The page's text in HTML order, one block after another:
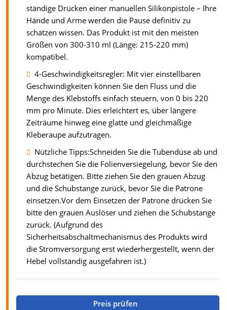
ständige Drücken einer manuellen Silikonpistole – Ihre
Hände und Arme werden die Pause definitiv zu
schätzen wissen. Das Produkt ist mit den meisten
Größen von 300-310 ml (Länge: 215-220 mm)
kompatibel.
4-Geschwindigkeitsregler: Mit vier einstellbaren
Geschwindigkeiten können Sie den Fluss und die
Menge des Klebstoffs einfach steuern, von 0 bis 220
mm pro Minute. Dies erleichtert es, über längere
Zeiträume hinweg eine glatte und gleichmäßige
Kleberaupe aufzutragen.
Nützliche Tipps:Schneiden Sie die Tubendüse ab und
durchstechen Sie die Folienversiegelung, bevor Sie den
Abzug betätigen. Bitte ziehen Sie den grauen Abzug
und die Schubstange zurück, bevor Sie die Patrone
einsetzen.Vor dem Einsetzen der Patrone drücken Sie
bitte den grauen Auslöser und ziehen die Schubstange
zurück. (Aufgrund des
Sicherheitsabschaltmechanismus des Produkts wird
die Stromversorgung erst wiederhergestellt, wenn der
Hebel vollständig ausgefahren ist.)
Preis prüfen